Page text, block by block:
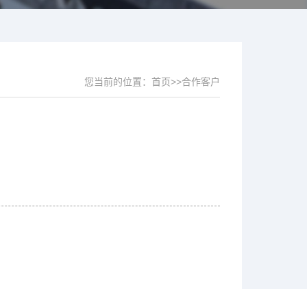
您当前的位置： 首页>>合作客户